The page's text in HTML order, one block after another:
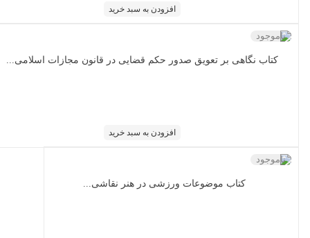
افزودن به سبد خرید
کتاب نگاهی بر تعویق صدور حکم قضایی در قانون مجازات اسلامی...
ناموجود
افزودن به سبد خرید
کتاب ﻣﻮﺿﻮﻋﺎت ورزﺷﯽ در ﻫﻨﺮ ﻧﻘﺎﺷﯽ...
ناموجود